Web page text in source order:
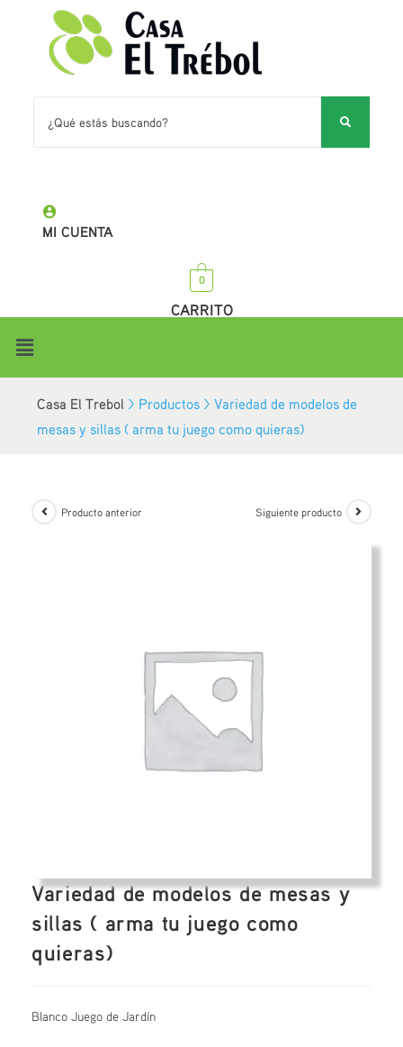
MI CUENTA
0
CARRITO
Casa El Trebol > Productos >Variedad de modelos de
mesas y sillas ( arma tu juego como quieras)
Producto anterior Siguiente producto
Variedad de modelos de mesas y
sillas ( arma tu juego como
quieras)
Blanco Juego de Jardín